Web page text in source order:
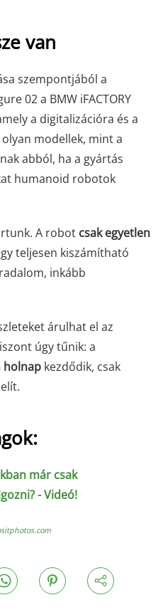
van
szempontjából a
02 a BMW iFACTORY
a digitalizációra és a
modellek, mint a
abból, ha a gyártás
humanoid robotok
A robot csak egyetlen
teljesen kiszámítható
inkább
árulhat el az
úgy tűnik: a
holnap kezdődik, csak
már csak
- Videó!